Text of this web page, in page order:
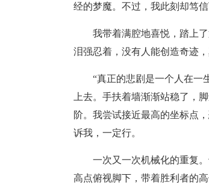
经的梦魔。不过，我此刻却笃
我带着满腔地喜悦，踏上
泪强忍着，没有人能创造奇迹，
“真正的悲剧是一个人在一
上去。手扶着墙渐渐站稳了，
阶。我尝试接近最高的坐标点
诉我，一定行。
一次又一次机械化的重复
高点俯视脚下，带着胜利者的